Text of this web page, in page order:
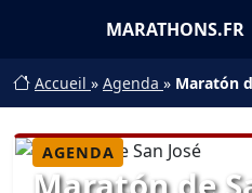
MARATHONS.FR
Accueil » Agenda » Maratón
AGENDA